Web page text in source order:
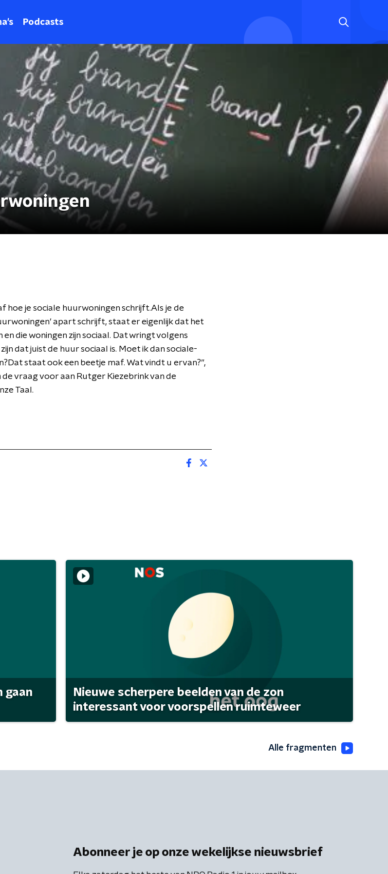
Podcasts
hoe je sociale huurwoningen schrijft.Als je de
apart schrijft, staat er eigenlijk dat het
die woningen zijn sociaal. Dat wringt volgens
dat juist de huur sociaal is. Moet ik dan sociale-
staat ook een beetje maf. Wat vindt u ervan?”,
de vraag voor aan Rutger Kiezebrink van de
Taal.
gaan
Nieuwe scherpere beelden van de zon
interessant voor voorspellen ruimteweer
Alle fragmenten
Abonneer je op onze wekelijkse nieuwsbrief